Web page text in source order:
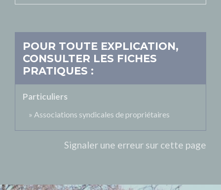
POUR TOUTE EXPLICATION,
CONSULTER LES FICHES
PRATIQUES :
Particuliers
Associations syndicales de propriétaires
Signaler une erreur sur cette page